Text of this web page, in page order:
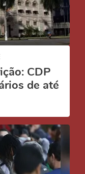
CDP
de até